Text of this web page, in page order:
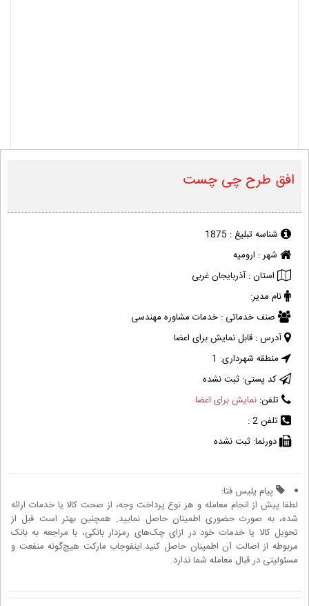
افق طرح چی چست
شناسه تبلیغ : 1875
شهر : ارومیه
استان : آذربایجان غربی
نام مدیر:
صنف خدماتی : خدمات مشاوره مهندسی
آدرس : قابل نمایش برای اعضا
منطقه شهرداری: 1
کد پستی: ثبت نشده
تلفن: نمایش برای اعضا
تلفن 2 :
دورنما: ثبت نشده
پیام پلیس فتا:
لطفا پیش از انجام معامله و هر نوع پرداخت وجه، از صحت کالا یا خدمات ارائه
شده، به صورت حضوری اطمینان حاصل نمایید. همچنین بهتر است قبل از
تحویل کالا یا خدمات خود در ازای چک‌های رمزدار بانکی، با مراجعه به بانک
مربوطه از اصالت آن اطمینان حاصل کنید.اینفوجاب مارکت هیچ‌گونه منفعت و
مسئولیتی در قبال معامله شما ندارد.